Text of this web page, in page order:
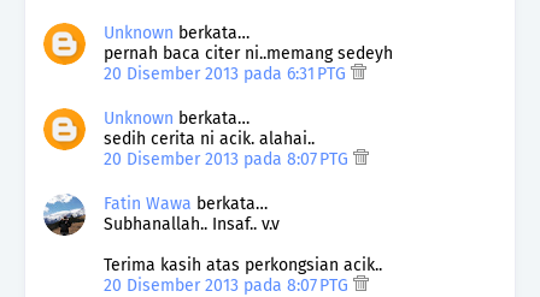
Unknown berkata…
pernah baca citer ni..memang sedeyh
20 Disember 2013 pada 6:31 PTG
Unknown berkata…
sedih cerita ni acik. alahai..
20 Disember 2013 pada 8:07 PTG
Fatin Wawa berkata…
Subhanallah.. Insaf.. v.v
Terima kasih atas perkongsian acik..
20 Disember 2013 pada 8:07 PTG